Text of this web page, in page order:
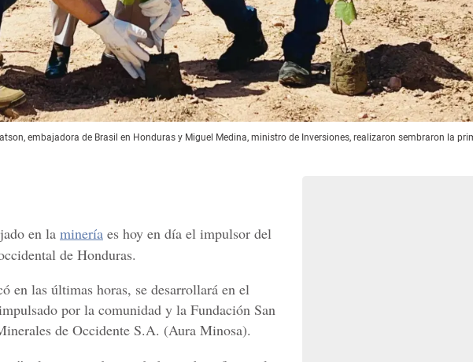
embajadora de Brasil en Honduras y Miguel Medina, ministro de Inversiones, realizaron sembraron la
en la minería es hoy en día el impulsor del
de Honduras.
en las últimas horas, se desarrollará en el
por la comunidad y la Fundación San
de Occidente S.A. (Aura Minosa).